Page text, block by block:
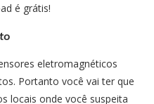
é grátis!
eletromagnéticos
Portanto você vai ter que
locais onde você suspeita